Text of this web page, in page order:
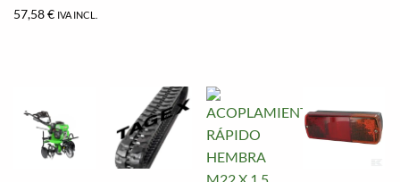
57,58€ IVA INCL.